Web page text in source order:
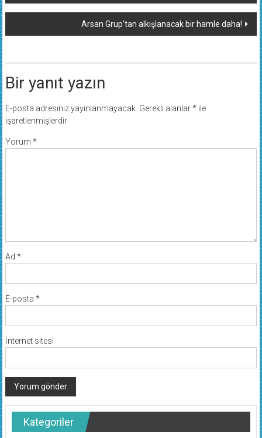
dolaşımı
Arsan Grup’tan alkışlanacak bir hamle daha!
Bir yanıt yazın
E-posta adresiniz yayınlanmayacak. Gerekli alanlar*ile
işaretlenmişlerdir
Yorum *
Ad *
E-posta *
İnternet sitesi
Kategoriler